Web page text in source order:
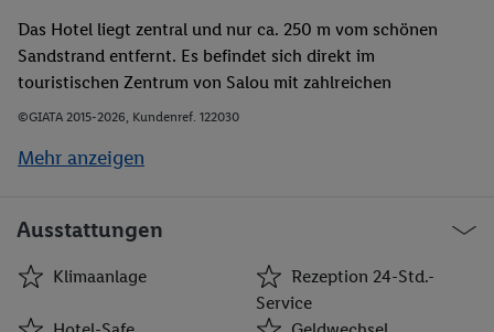
Das Hotel liegt zentral und nur ca. 250 m vom schönen
Sandstrand entfernt. Es befindet sich direkt im
touristischen Zentrum von Salou mit zahlreichen
Einkaufsmöglichkeiten, Bars, Restaurants und Diskotheken.
Umgebung des Hotels zu finden.
©GIATA 2015-2026, Kundenref. 122030
Mehr anzeigen
Ausstattungen
Klimaanlage
Rezeption 24-Std.-
Service